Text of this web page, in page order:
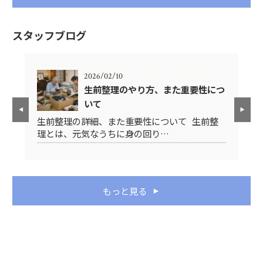
スタッフブログ
2026/02/10
生前整理のやり方、また重要性につ
いて
生前整理の詳細、また重要性について 生前整
理とは、元気なうちに身の回り…
もっと見る